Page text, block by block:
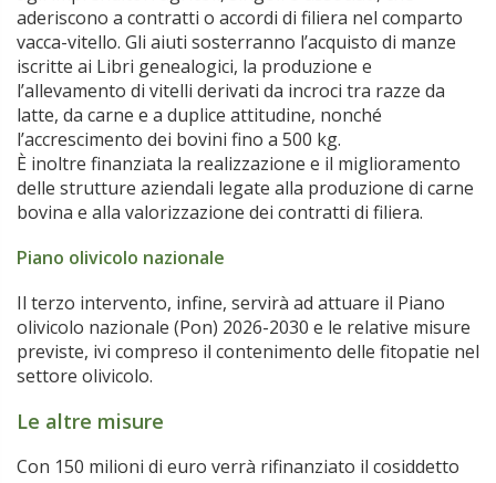
aderiscono a contratti o accordi di filiera nel comparto
vacca-vitello. Gli aiuti sosterranno l’acquisto di manze
iscritte ai Libri genealogici, la produzione e
l’allevamento di vitelli derivati da incroci tra razze da
latte, da carne e a duplice attitudine, nonché
l’accrescimento dei bovini fino a 500 kg.
È inoltre finanziata la realizzazione e il miglioramento
delle strutture aziendali legate alla produzione di carne
bovina e alla valorizzazione dei contratti di filiera.
Piano olivicolo nazionale
Il terzo intervento, infine, servirà ad attuare il Piano
olivicolo nazionale (Pon) 2026-2030 e le relative misure
previste, ivi compreso il contenimento delle fitopatie nel
settore olivicolo.
Le altre misure
Con 150 milioni di euro verrà rifinanziato il cosiddetto